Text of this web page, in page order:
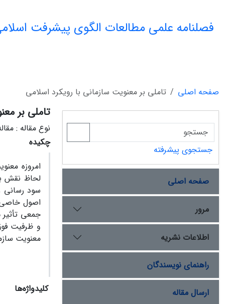
فصلنامه علمی مطالعات الگوی پیشرفت
صفحه اصلی تاملی بر معنویت سازمانی با رویکرد اسلامی
تاملی بر
نوع مقاله :
چکیده
امروزه
لحاظ نقش
سود رسانی
اصول خاصی
جمعی
و ظرفیت
معنویت
کلیدواژه‌ها
جستجوی پیشرفته
صفحه اصلی
مرور
اطلاعات نشریه
راهنمای نویسندگان
ارسال مقاله